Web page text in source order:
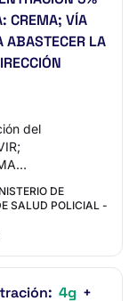
CREMA; VÍA
ABASTECER LA
del
DE FARM…
DE
SALUD POLICIAL -
4g +